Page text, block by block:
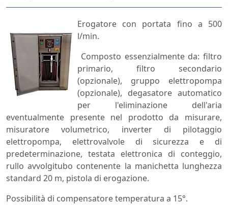
Erogatore con portata fino a 500
l/min.
Composto essenzialmente da: filtro
primario, filtro secondario
(opzionale), gruppo elettropompa
(opzionale), degasatore automatico
per l'eliminazione dell'aria
eventualmente presente nel prodotto da misurare,
misuratore volumetrico, inverter di pilotaggio
elettropompa, elettrovalvole di sicurezza e di
predeterminazione, testata elettronica di conteggio,
rullo avvolgitubo contenente la manichetta lunghezza
standard 20 m, pistola di erogazione.
Possibilità di compensatore temperatura a 15°.